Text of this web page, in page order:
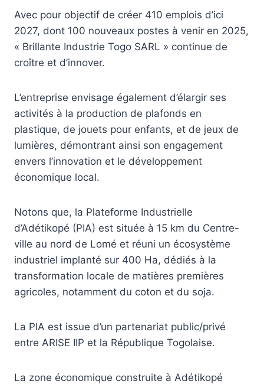
Avec pour objectif de créer 410 emplois d’ici
2027, dont 100 nouveaux postes à venir en 2025,
« Brillante Industrie Togo SARL » continue de
croître et d’innover.
L’entreprise envisage également d’élargir ses
activités à la production de plafonds en
plastique, de jouets pour enfants, et de jeux de
lumières, démontrant ainsi son engagement
envers l’innovation et le développement
économique local.
Notons que, la Plateforme Industrielle
d’Adétikopé (PIA) est située à 15 km du Centre-
ville au nord de Lomé et réuni un écosystème
industriel implanté sur 400 Ha, dédiés à la
transformation locale de matières premières
agricoles, notamment du coton et du soja.
La PIA est issue d’un partenariat public/privé
entre ARISE IIP et la République Togolaise.
La zone économique construite à Adétikopé